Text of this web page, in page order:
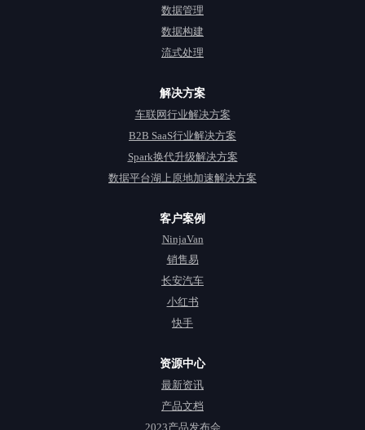
数据管理
数据构建
流式处理
解决方案
车联网行业解决方案
B2B SaaS行业解决方案
Spark换代升级解决方案
数据平台湖上原地加速解决方案
客户案例
NinjaVan
销售易
长安汽车
小红书
快手
资源中心
最新资讯
产品文档
2023产品发布会